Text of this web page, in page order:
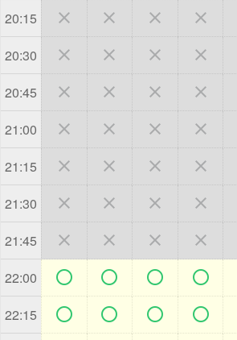
20:15    
20:30    
20:45    
21:00    
21:15    
21:30    
21:45    
22:00    
22:15    